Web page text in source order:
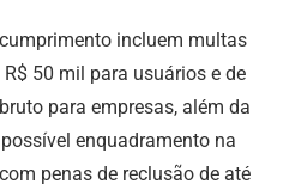
incluem multas
50 mil para usuários e de
para empresas, além da
enquadramento na
penas de reclusão de até